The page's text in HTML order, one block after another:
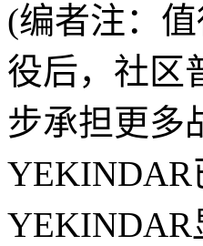
(编者注：
役后，社区
步承担更多
YEKINDAR
YEKINDAR